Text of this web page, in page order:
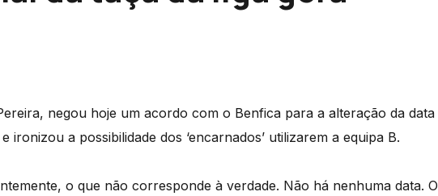
negou hoje um acordo com o Benfica para a alteração da data
ironizou a possibilidade dos ‘encarnados’ utilizarem a equipa B.
o que não corresponde à verdade. Não há nenhuma data. O